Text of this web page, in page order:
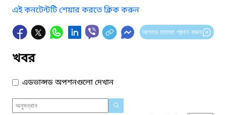
এই কনটেন্টটি শেয়ার করতে ক্লিক করুন
আপনার মতামত প্রদান করুন
খবর
এডভান্সড অপশনগুলো দেখান